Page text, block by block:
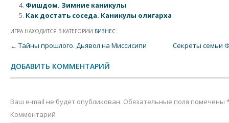
Фишдом. Зимние каникулы
Как достать соседа. Каникулы олигарха
ИГРА НАХОДИТСЯ В КАТЕГОРИИ БИЗНЕС.
Post navigation
← Тайны прошлого. Дьявол на Миссисипи Секреты семьи
ДОБАВИТЬ КОММЕНТАРИЙ
Ваш e-mail не будет опубликован. Обязательные поля помечены
Комментарий